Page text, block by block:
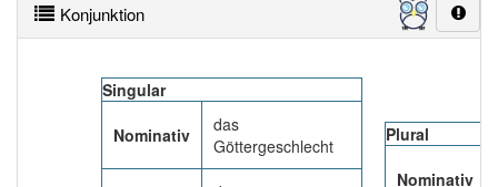
DER:
Beispiele
309
PowerIndex:3
Konjunktion
Singular
Nominativ
das
Göttergeschlecht
Plural
Nominativ